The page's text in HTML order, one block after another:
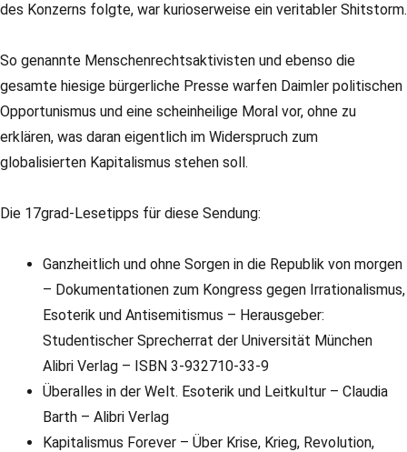
des Konzerns folgte, war kurioserweise ein veritabler Shitstorm.
So genannte Menschenrechtsaktivisten und ebenso die
gesamte hiesige bürgerliche Presse warfen Daimler politischen
Opportunismus und eine scheinheilige Moral vor, ohne zu
erklären, was daran eigentlich im Widerspruch zum
globalisierten Kapitalismus stehen soll.
Die 17grad-Lesetipps für diese Sendung:
Ganzheitlich und ohne Sorgen in die Republik von morgen
– Dokumentationen zum Kongress gegen Irrationalismus,
Esoterik und Antisemitismus – Herausgeber:
Studentischer Sprecherrat der Universität München
Alibri Verlag – ISBN 3-932710-33-9
Überalles in der Welt. Esoterik und Leitkultur – Claudia
Barth – Alibri Verlag
Kapitalismus Forever – Über Krise, Krieg, Revolution,